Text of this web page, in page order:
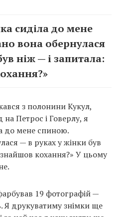
сиділа до мене
вона обернулася
ніж — і запитала:
з полонини Кукул,
на Петрос і Говерлу, я
до мене спиною.
— в руках у жінки був
кохання?» У цьому
19 фотографій —
Я друкуватиму знімки ще